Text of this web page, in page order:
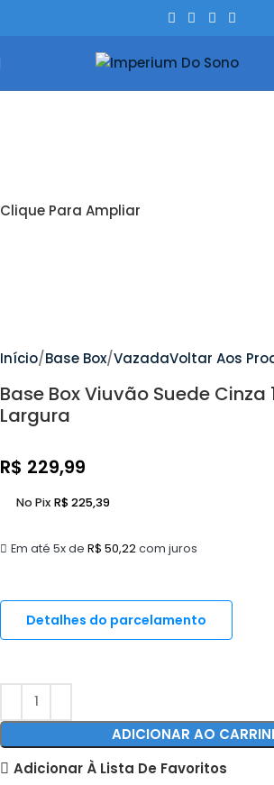
Clique Para Ampliar
Início Base Box VazadaVoltar Aos
Base Box Viuvão Suede Cinza
Largura
R$ 229,99
Em até 5x de R$ 50,22com juros
No Pix R$225,39
Detalhes do parcelamento
ADICIONAR AO
Adicionar À Lista De Favoritos